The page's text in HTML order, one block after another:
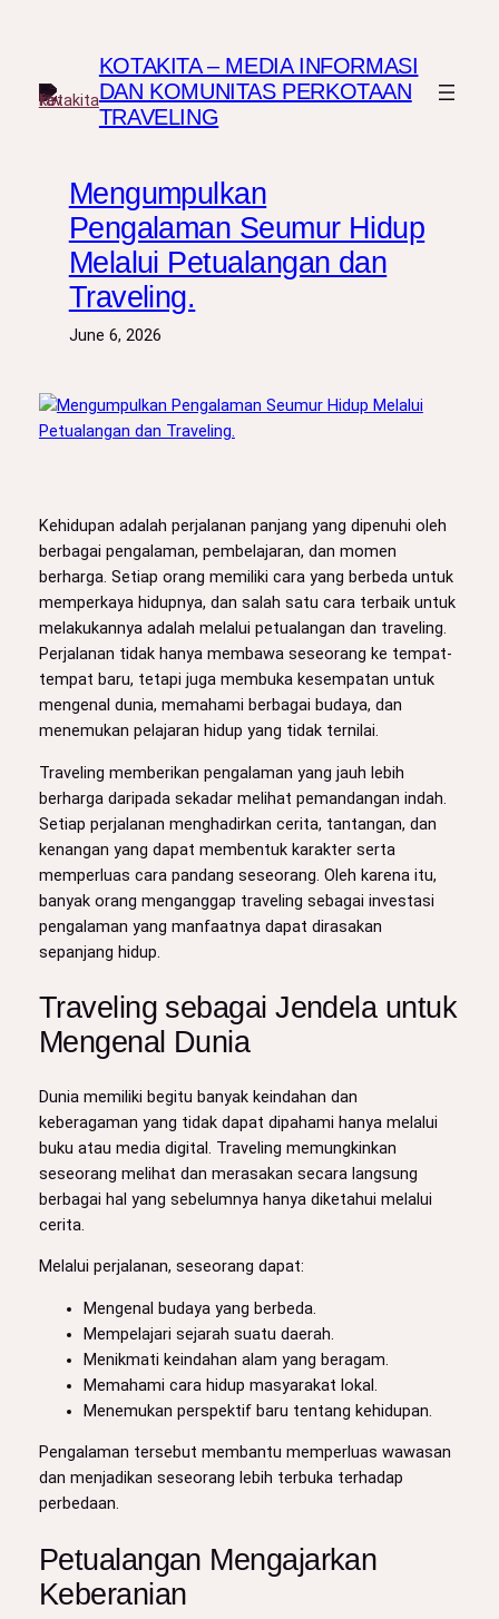
KOTAKITA – MEDIA INFORMASI
DAN KOMUNITAS PERKOTAAN
TRAVELING
Mengumpulkan
Pengalaman Seumur Hidup
Melalui Petualangan dan
Traveling.
June 6, 2026
Kehidupan adalah perjalanan panjang yang dipenuhi oleh
berbagai pengalaman, pembelajaran, dan momen
berharga. Setiap orang memiliki cara yang berbeda untuk
memperkaya hidupnya, dan salah satu cara terbaik untuk
melakukannya adalah melalui petualangan dan traveling.
Perjalanan tidak hanya membawa seseorang ke tempat-
tempat baru, tetapi juga membuka kesempatan untuk
mengenal dunia, memahami berbagai budaya, dan
menemukan pelajaran hidup yang tidak ternilai.
Traveling memberikan pengalaman yang jauh lebih
berharga daripada sekadar melihat pemandangan indah.
Setiap perjalanan menghadirkan cerita, tantangan, dan
kenangan yang dapat membentuk karakter serta
memperluas cara pandang seseorang. Oleh karena itu,
banyak orang menganggap traveling sebagai investasi
pengalaman yang manfaatnya dapat dirasakan
sepanjang hidup.
Traveling sebagai Jendela untuk
Mengenal Dunia
Dunia memiliki begitu banyak keindahan dan
keberagaman yang tidak dapat dipahami hanya melalui
buku atau media digital. Traveling memungkinkan
seseorang melihat dan merasakan secara langsung
berbagai hal yang sebelumnya hanya diketahui melalui
cerita.
Melalui perjalanan, seseorang dapat:
Mengenal budaya yang berbeda.
Mempelajari sejarah suatu daerah.
Menikmati keindahan alam yang beragam.
Memahami cara hidup masyarakat lokal.
Menemukan perspektif baru tentang kehidupan.
Pengalaman tersebut membantu memperluas wawasan
dan menjadikan seseorang lebih terbuka terhadap
perbedaan.
Petualangan Mengajarkan
Keberanian